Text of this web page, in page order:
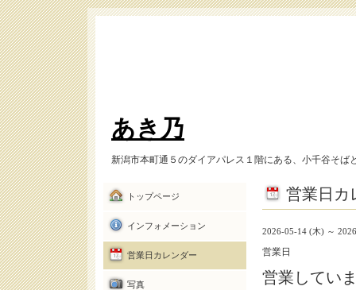
あき乃
新潟市本町通５のダイアパレス１階にある、小千谷そば
営業日カ
2026-05-14 (木) ～
営業日
営業してい
トップページ
インフォメーション
営業日カレンダー
写真